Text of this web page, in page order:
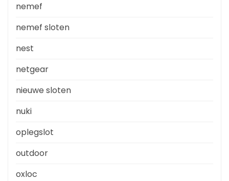
nemef
nemef sloten
nest
netgear
nieuwe sloten
nuki
oplegslot
outdoor
oxloc